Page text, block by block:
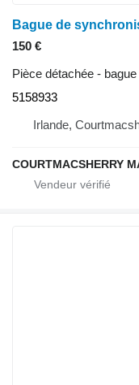
150 €
Pièce détachée -
5158933
Irlande,
COURTMACSHERRY